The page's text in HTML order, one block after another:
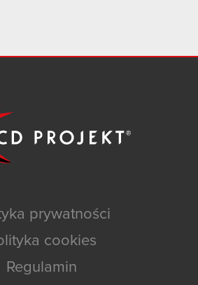
prywatności
cookies
Regulamin